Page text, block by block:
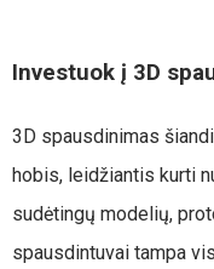
Investuok į 3D
3D spausdinimas
hobis, leidžiantis kurti
sudėtingų modelių,
spausdintuvai tampa